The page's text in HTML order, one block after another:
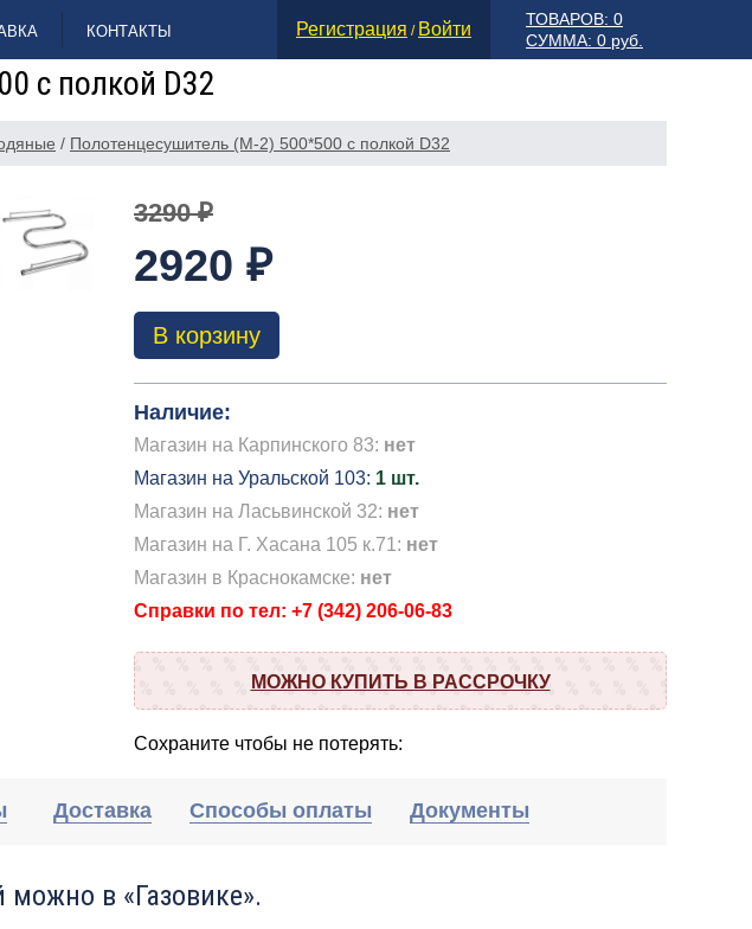
КОНТАКТЫ
ТОВАРОВ: 0
СУММА: 0 руб.
Регистрация / Войти
с полкой D32
/ Полотенцесушитель (М-2) 500*500 с полкой D32
3290 ₽
2920 ₽
В корзину
Наличие:
Магазин на Карпинского 83: нет
Магазин на Уральской 103: 1 шт.
Магазин на Ласьвинской 32: нет
Магазин на Г. Хасана 105 к.71: нет
Магазин в Краснокамске: нет
Справки по тел: +7 (342) 206-06-83
МОЖНО КУПИТЬ В РАССРОЧКУ
Сохраните чтобы не потерять:
Доставка Способы оплаты Документы
в «Газовике».